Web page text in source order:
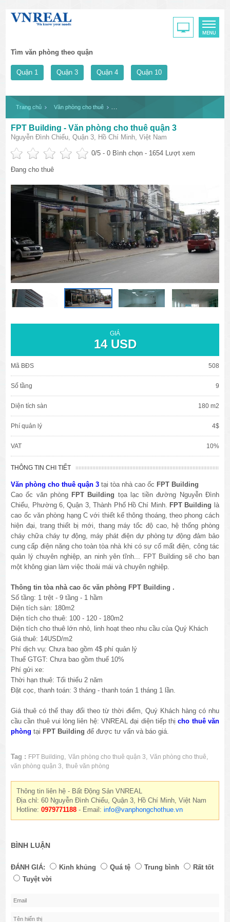
Tìm văn phòng theo quận
Quận 1 Quận 3 Quận 4 Quận 10
Trang chủ Văn phòng cho thuê
FPT Building - Văn phòng cho thuê quận 3
Nguyễn Đình Chiểu, Quận 3, Hồ Chí Minh, Việt Nam
0/5 -0 Bình chọn - 1654 Lượt xem
Đang cho thuê
GIÁ
14 USD
Mã BĐS 508
Số tầng 9
Diện tích sàn 180 m2
Phí quản lý 4$
VAT 10%
THÔNG TIN CHI TIẾT
Văn phòng cho thuê quận 3tại tòa nhà cao ốc FPT Building
Cao ốc văn phòng FPT Building tọa lạc tiền đường Nguyễn Đình
Chiểu, Phường 6, Quận 3, Thành Phố Hồ Chí Minh. FPT Building là
cao ốc văn phòng hạng C với thiết kế thông thoáng, theo phong cách
hiện đại, trang thiết bị mới, thang máy tốc độ cao, hệ thống phòng
cháy chữa cháy tự động, máy phát điện dự phòng tự động đảm bảo
cung cấp điện năng cho toàn tòa nhà khi có sự cố mất điện, công tác
quản lý chuyên nghiệp, an ninh yên tĩnh... FPT Building sẽ cho bạn
một không gian làm việc thoải mái và chuyên nghiệp.
Thông tin tòa nhà cao ốc văn phòng FPT Building .
Số tầng: 1 trệt - 9 tầng - 1 hầm
Diện tích sàn: 180m2
Diện tích cho thuê: 100 - 120 - 180m2
Diện tích cho thuê lớn nhỏ, linh hoạt theo nhu cầu của Quý Khách
Giá thuê: 14USD/m2
Phí dịch vụ: Chưa bao gồm 4$ phí quản lý
Thuế GTGT: Chưa bao gồm thuế 10%
Phí gửi xe:
Thời hạn thuê: Tối thiểu 2 năm
Đặt cọc, thanh toán: 3 tháng - thanh toán 1 tháng 1 lần.
Giá thuê có thể thay đổi theo từ thời điểm, Quý Khách hàng có nhu
cầu cần thuê vui lòng liên hệ: VNREAL đại diện tiếp thịcho thuê văn
phòngtại FPT Buildingđể được tư vấn và báo giá.
Tag : FPT Building ,Văn phòng cho thuê quận 3 ,Văn phòng cho thuê
văn phòng quận 3 ,thuê văn phòng
Thông tin liên hệ - Bất Động Sản VNREAL
Địa chỉ: 60 Nguyễn Đình Chiểu, Quận 3, Hồ Chí Minh, Việt Nam
Hotline:0979771188 - Email:info@vanphongchothue.vn
BÌNH LUẬN
ĐÁNH GIÁ: Kinh khủng Quá tệ Trung bình
Rất tốt
Tuyệt vời
văn phòng cho thuê quận 3
văn phòng quận 3